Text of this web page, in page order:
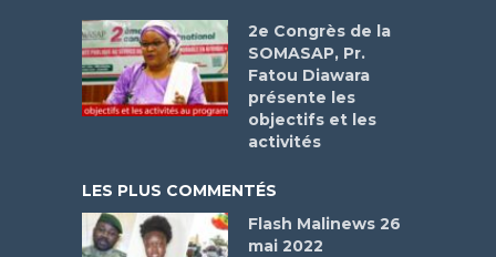
2e Congrès de la
SOMASAP, Pr.
Fatou Diawara
présente les
objectifs et les
activités
LES PLUS COMMENTÉS
Flash Malinews 26
mai 2022